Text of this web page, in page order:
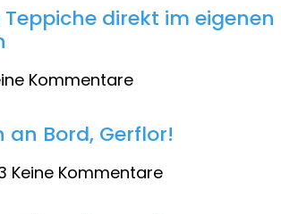
direkt im eigenen
Kommentare
Bord, Gerflor!
Keine Kommentare